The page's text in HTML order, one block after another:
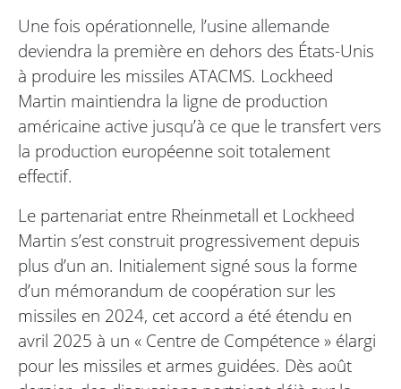
Une fois opérationnelle, l’usine allemande
deviendra la première en dehors des États-Unis
à produire les missiles ATACMS. Lockheed
Martin maintiendra la ligne de production
américaine active jusqu’à ce que le transfert vers
la production européenne soit totalement
effectif.
Le partenariat entre Rheinmetall et Lockheed
Martin s’est construit progressivement depuis
plus d’un an. Initialement signé sous la forme
d’un mémorandum de coopération sur les
missiles en 2024, cet accord a été étendu en
avril 2025 à un « Centre de Compétence » élargi
pour les missiles et armes guidées. Dès août